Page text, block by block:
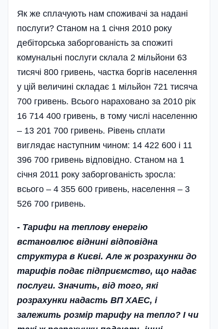
Як же сплачують нам споживачі за надані
послуги? Станом на 1 січня 2010 року
дебіторська заборгованість за спожиті
комунальні послуги склала 2 мільйони 63
тисячі 800 гривень, частка боргів населення
у цій величині складає 1 мільйон 721 тисяча
700 гривень. Всього нараховано за 2010 рік
16 714 400 гривень, в тому числі населенню
– 13 201 700 гривень. Рівень сплати
виглядає наступним чином: 14 422 600 і 11
396 700 гривень відповідно. Станом на 1
січня 2011 року заборгованість зросла:
всього – 4 355 600 гривень, населення – 3
526 700 гривень.
- Тарифи на теплову енергію
встановлює віднині відповідна
структура в Києві. Але ж розрахунки до
тарифів подає підприємство, що надає
послуги. Значить, від того, які
розрахунки надасть ВП ХАЕС, і
залежить розмір тарифу на тепло? І чи